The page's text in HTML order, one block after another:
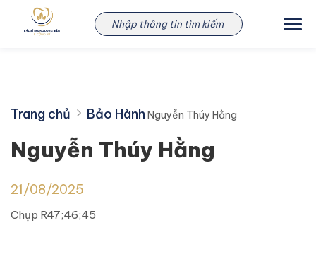
Nguyễn Thúy Hằng
Trang chủ Bảo Hành Nguyễn Thúy Hằng
Nguyễn Thúy Hằng
21/08/2025
Chụp R47;46;45